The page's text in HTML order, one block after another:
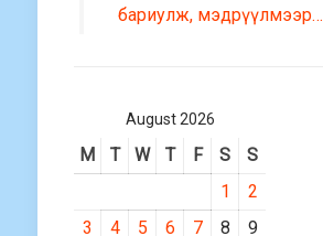
бариулж, мэдрүүлмээр…
August 2026
M T W T F S
S
1
2
3
4 5 6 7 8
9